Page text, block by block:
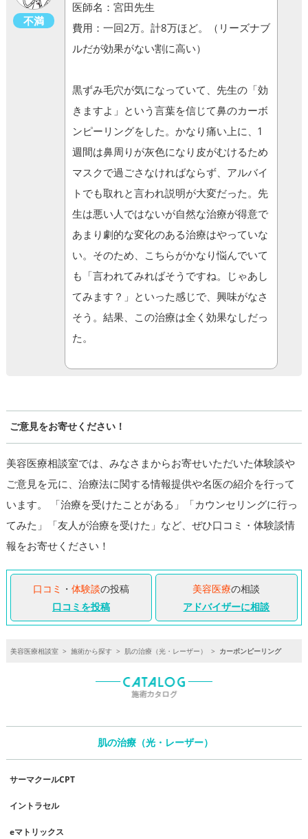
不満
医師名：宮田先生
費用：一回2万。計8万ほど。（リーズナブ
ルだが効果がない割に高い）
黒ずみ毛穴が気になっていて、先生の「効
きますよ」という言葉を信じて鼻のカーボ
ンピーリングをした。かなり痛い上に、1
週間は鼻周りが灰色になり皮がむけるため
マスクで過ごさなければならず、アルバイ
トでも取れと言われ説明が大変だった。先
生は悪い人ではないが自然な治療が得意で
あまり劇的な変化のある治療はやっていな
い。そのため、こちらがかなり悩んでいて
も「言われてみればそうですね。じゃあし
てみます？」といった感じで、興味がなさ
そう。結果、この治療は全く効果なしだっ
た。
ご意見をお寄せください！
美容医療相談室では、みなさまからお寄せいただいた体験談や
ご意見を元に、治療法に関する情報提供や名医の紹介を行って
います。 「治療を受けたことがある」「カウンセリングに行っ
てみた」「友人が治療を受けた」など、ぜひ口コミ・体験談情
報をお寄せください！
口コミ ・ 体験談の投稿
口コミを投稿
美容医療の相談
アドバイザーに相談
美容医療相談室 > 施術から探す > 肌の治療（光・レーザー） > カーボンピーリング
肌の治療（光・レーザー）
サーマクールCPT
イントラセル
eマトリックス